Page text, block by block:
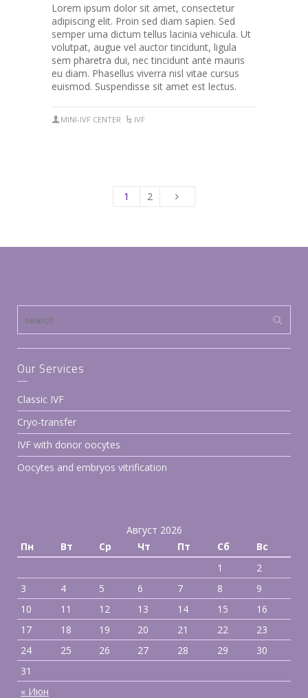
Lorem ipsum dolor sit amet, consectetur
adipiscing elit. Proin sed diam sapien. Sed
semper urna dictum tellus lacinia vehicula. Ut
volutpat, augue vel auctor tincidunt, ligula
sem pharetra dui, nec tincidunt ante mauris
eu diam. Phasellus viverra nisl vitae cursus
euismod. Suspendisse sit amet est lectus.
MINI-IVF CENTER IVF
1 2
Our Services
Classic IVF
Cryo-transfer
IVF with donor oocytes
Oocytes and embryos vitrification
Август 2026
Пн
Вт Ср Чт Пт Сб Вс
« Июн
1
2
3
4 5 6 7 8
9
10
11 12 13 14 15
16
17
18 19 20 21 22
23
24
25 26 27 28 29
30
31